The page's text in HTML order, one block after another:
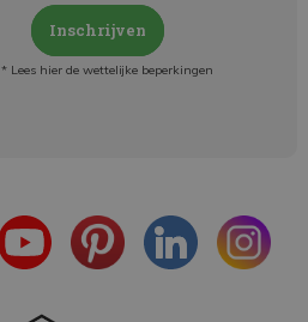
Inschrijven
* Lees hier de wettelijke beperkingen